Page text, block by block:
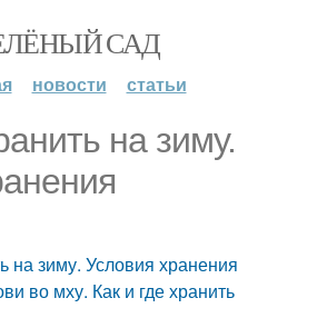
САД
новости статьи
на зиму.
на зиму. Условия хранения
во мху. Как и где хранить